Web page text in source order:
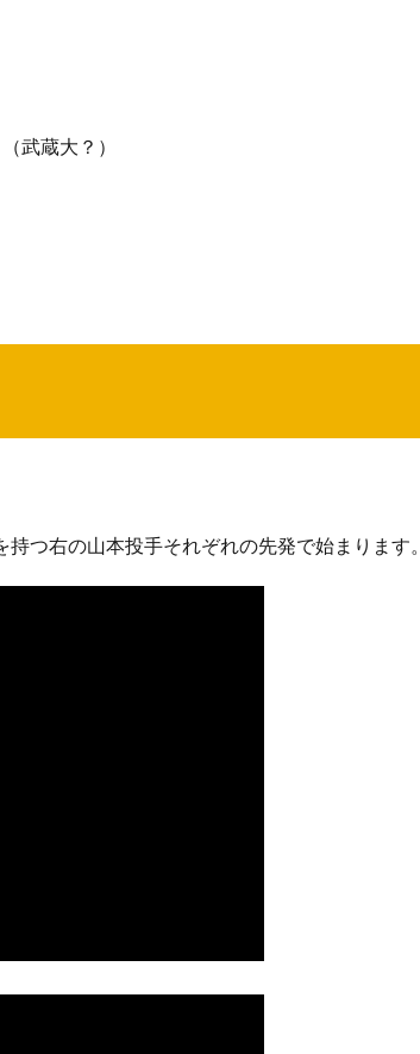
武蔵大？）
つ右の山本投手それぞれの先発で始まります。